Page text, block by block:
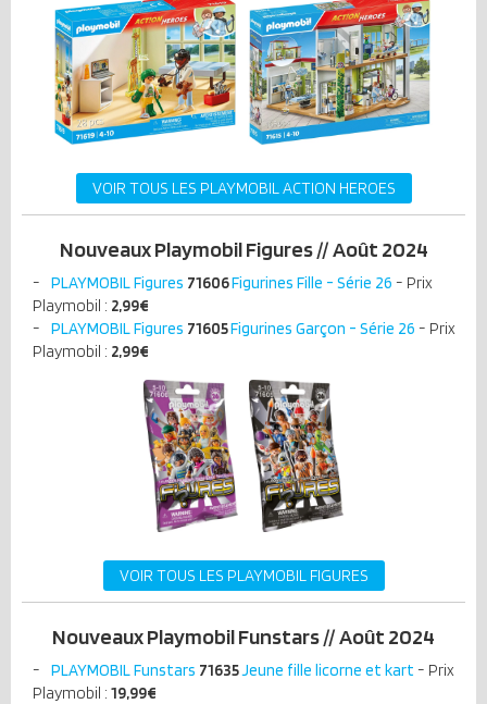
VOIR TOUS LES PLAYMOBIL ACTION HEROES
Nouveaux Playmobil Figures // Août 2024
PLAYMOBIL Figures 71606Figurines Fille - Série 26 - Prix
Playmobil : 2,99€
PLAYMOBIL Figures 71605Figurines Garçon - Série 26 - Prix
Playmobil : 2,99€
VOIR TOUS LES PLAYMOBIL FIGURES
Nouveaux Playmobil Funstars // Août 2024
PLAYMOBIL Funstars 71635Jeune fille licorne et kart - Prix
Playmobil : 19,99€